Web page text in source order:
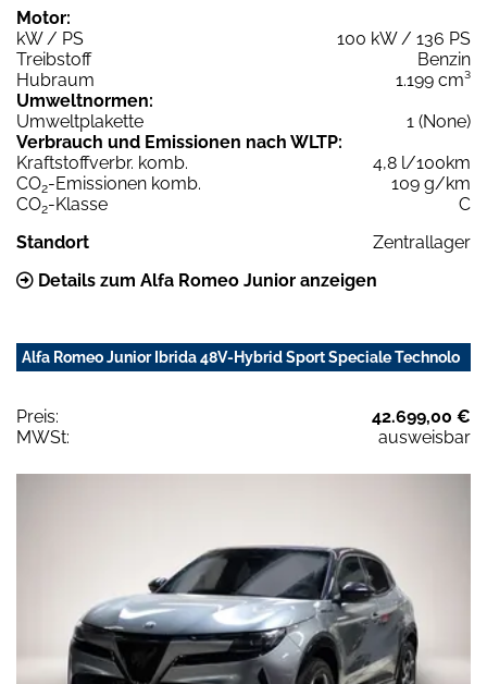
Motor:
kW / PS
100 kW / 136 PS
Treibstoff
Benzin
Hubraum
1.199 cm³
Umweltnormen:
Umweltplakette
1 (None)
Verbrauch und Emissionen nach WLTP:
Kraftstoffverbr. komb.
4,8 l/100km
CO2-Emissionen komb.
109 g/km
CO2-Klasse
C
Standort
Zentrallager
Details zum Alfa Romeo Junior anzeigen
Alfa Romeo Junior Ibrida 48V-Hybrid Sport Speciale Technolo
Preis:
42.699,00 €
MWSt:
ausweisbar